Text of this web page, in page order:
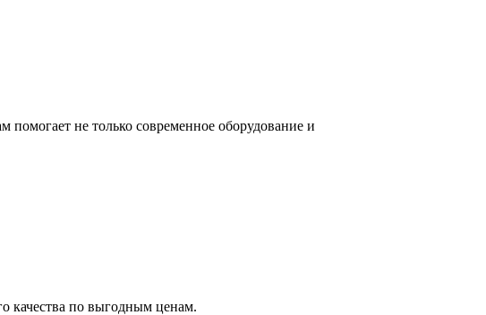
не только современное оборудование и
качества по выгодным ценам.